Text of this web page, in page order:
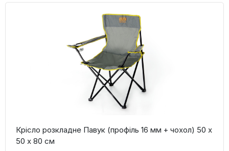
Крісло розкладне Павук (профіль 16 мм + чохол) 50 х
50 х 80 см